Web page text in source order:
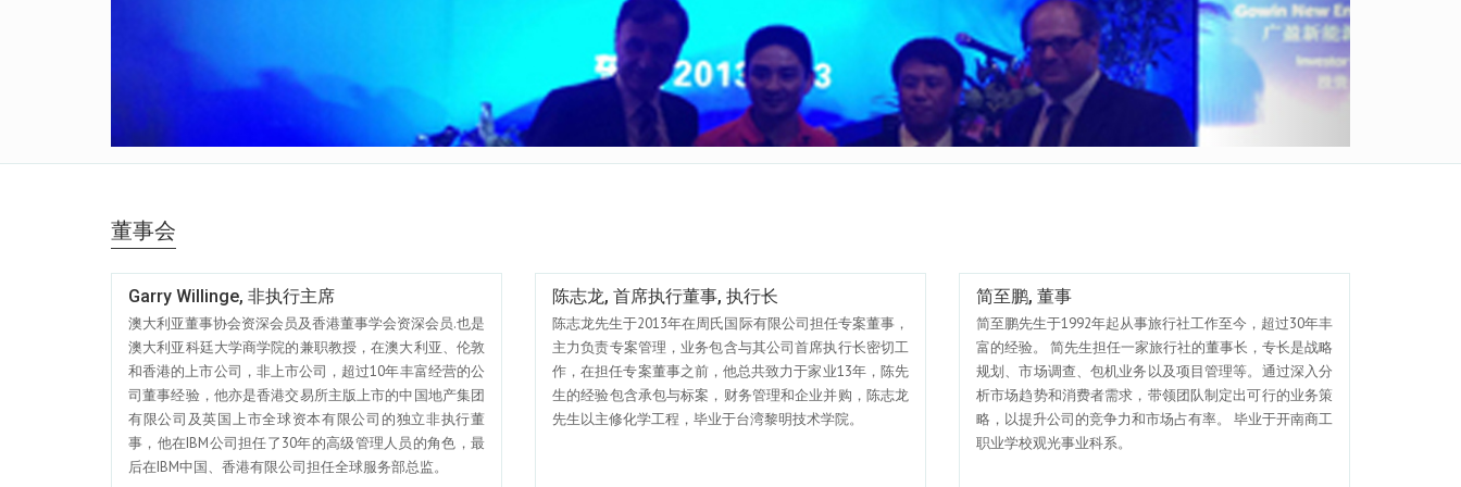
董事会
Garry Willinge, 非执行主席
澳大利亚董事协会资深会员及香港董事学会资深会员.也是
澳大利亚科廷大学商学院的兼职教授，在澳大利亚、伦敦
和香港的上市公司，非上市公司，超过10年丰富经营的公
司董事经验，他亦是香港交易所主版上市的中国地产集团
有限公司及英国上市全球资本有限公司的独立非执行董
事，他在IBM公司担任了30年的高级管理人员的角色，最
后在IBM中国、香港有限公司担任全球服务部总监。
陈志龙, 首席执行董事, 执行长
陈志龙先生于2013年在周氏国际有限公司担任专案董事，
主力负责专案管理，业务包含与其公司首席执行长密切工
作，在担任专案董事之前，他总共致力于家业13年，陈先
生的经验包含承包与标案，财务管理和企业并购，陈志龙
先生以主修化学工程，毕业于台湾黎明技术学院。
简至鹏, 董事
简至鹏先生于1992年起从事旅行社工作至今，超过30年丰
富的经验。 简先生担任一家旅行社的董事长，专长是战略
规划、市场调查、包机业务以及项目管理等。通过深入分
析市场趋势和消费者需求，带领团队制定出可行的业务策
略，以提升公司的竞争力和市场占有率。 毕业于开南商工
职业学校观光事业科系。